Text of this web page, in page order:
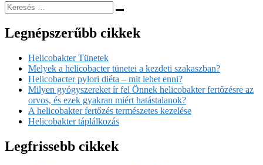
Legnépszerűbb cikkek
Helicobakter Tünetek
Melyek a helicobacter tünetei a kezdeti szakaszban?
Helicobacter pylori diéta – mit lehet enni?
Milyen gyógyszereket ír fel Önnek helicobakter fertőzésre az
orvos, és ezek gyakran miért hatástalanok?
A helicobakter fertőzés természetes kezelése
Helicobakter táplálkozás
Legfrissebb cikkek